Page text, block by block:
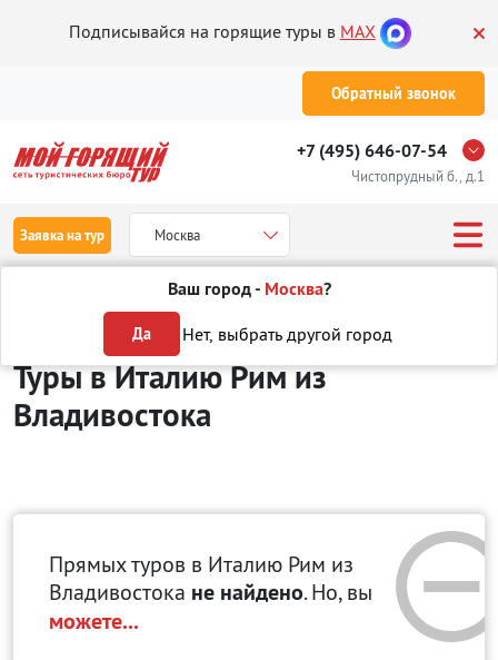
Подписывайся на горящие туры в MAX
Обратный звонок
+7 (495) 646-07-54
Чистопрудный б., д.1
Заявка на тур Москва
Ваш город - Москва?
Да Нет, выбрать другой город
Отдых в Италии Рим
Туры в Италию Римиз
Владивостока
Прямых туров в Италию Рим из
Владивостока не найдено. Но, вы
можете...